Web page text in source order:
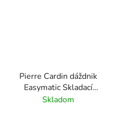
Pierre Cardin dáždnik
Easymatic Skladací
automatický Čierny
Skladom